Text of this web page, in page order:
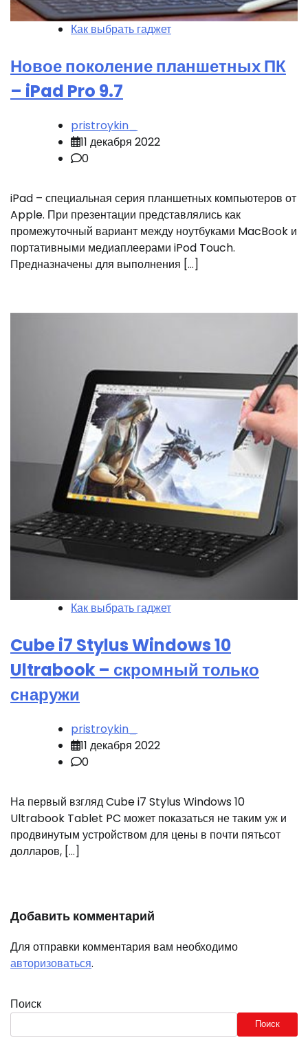
Как выбрать гаджет
Новое поколение планшетных ПК
– iPad Pro 9.7
pristroykin_
11 декабря 2022
0
iPad – специальная серия планшетных компьютеров от
Apple. При презентации представлялись как
промежуточный вариант между ноутбуками MacBook и
портативными медиаплеерами iPod Touch.
Предназначены для выполнения […]
Как выбрать гаджет
Cube i7 Stylus Windows 10
Ultrabook – скромный только
снаружи
pristroykin_
11 декабря 2022
0
На первый взгляд Cube i7 Stylus Windows 10
Ultrabook Tablet PC может показаться не таким уж и
продвинутым устройством для цены в почти пятьсот
долларов, […]
Добавить комментарий
Для отправки комментария вам необходимо
авторизоваться.
Поиск
Поиск